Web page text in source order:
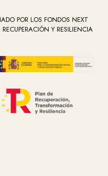
POR LOS FONDOS NEXT
Y RESILIENCIA